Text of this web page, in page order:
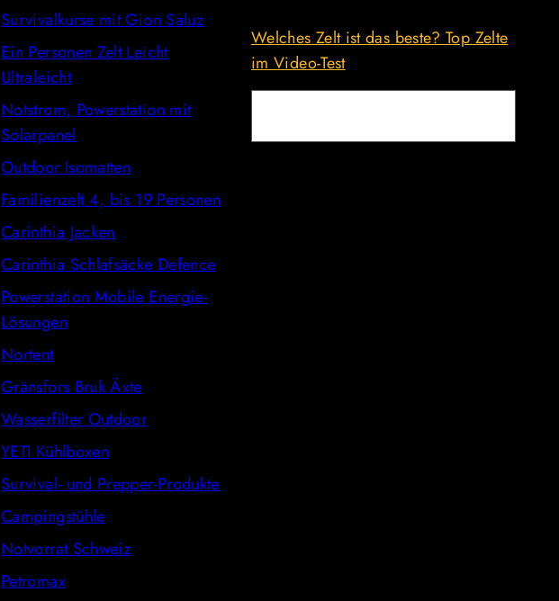
Survivalkurse mit Gion Saluz
Ein Personen Zelt Leicht
Ultraleicht
Notstrom, Powerstation mit
Solarpanel
Outdoor Isomatten
Familienzelt 4, bis 19 Personen
Carinthia Jacken
Carinthia Schlafsäcke Defence
Powerstation Mobile Energie-
Lösungen
Nortent
Gränsfors Bruk Äxte
Wasserfilter Outdoor
YETI Kühlboxen
Survival- und Prepper-Produkte
Campingstühle
Notvorrat Schweiz
Petromax
Welches Zelt ist das beste? Top Zelte
im Video-Test